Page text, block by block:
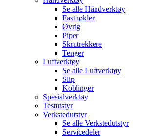
Se alle Håndverktøy
Fastnøkler
Øvrig
Piper
Skrutrekkere
Tenger
Luftverktøy
Se alle Luftverktøy
Slip
Koblinger
Spesialverktøy
Testutstyr
Verkstedutstyr
Se alle Verkstedutstyr
Servicedeler